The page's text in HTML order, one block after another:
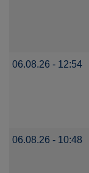
06.08.26 - 12:54
06.08.26 - 10:48